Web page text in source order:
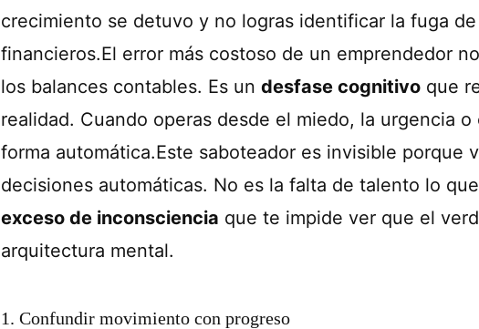
crecimiento se detuvo y no logras identificar la fuga
financieros.El error más costoso de un emprendedor
los balances contables. Es un desfase cognitivo que
realidad. Cuando operas desde el miedo, la urgencia
forma automática.Este saboteador es invisible porque
decisiones automáticas. No es la falta de talento lo
exceso de inconsciencia que te impide ver que el
arquitectura mental.
1. Confundir movimiento con progreso